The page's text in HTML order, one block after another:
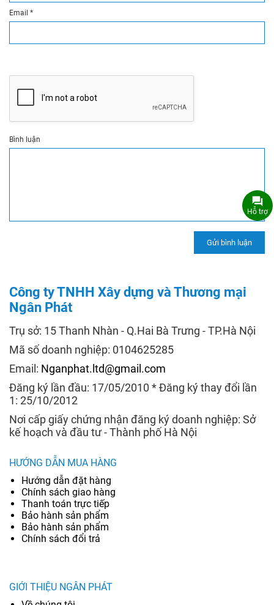
Email *
Bình luận
Công ty TNHH Xây dựng và Thương mại
Ngân Phát
Trụ sở: 15 Thanh Nhàn - Q.Hai Bà Trưng - TP.Hà Nội
Mã số doanh nghiệp: 0104625285
Email: Nganphat.ltd@gmail.com
Đăng ký lần đầu: 17/05/2010 * Đăng ký thay đổi lần
1: 25/10/2012
Nơi cấp giấy chứng nhận đăng ký doanh nghiệp: Sở
kế hoạch và đầu tư - Thành phố Hà Nội
HƯỚNG DẪN MUA HÀNG
Hướng dẫn đặt hàng
Chính sách giao hàng
Thanh toán trực tiếp
Bảo hành sản phẩm
Bảo hành sản phẩm
Chính sách đổi trả
GIỚI THIỆU NGÂN PHÁT
Hỗ trợ